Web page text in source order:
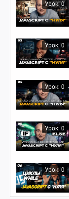
Урок: 0
Урок: 0
Урок: 0
Урок: 0
Урок: 0